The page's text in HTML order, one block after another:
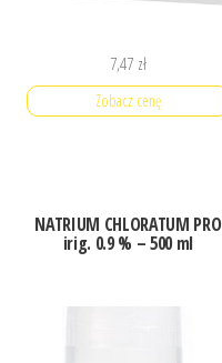
7,47 zł
Zobacz cenę
NATRIUM CHLORATUM PRO
irig. 0.9 % – 500 ml